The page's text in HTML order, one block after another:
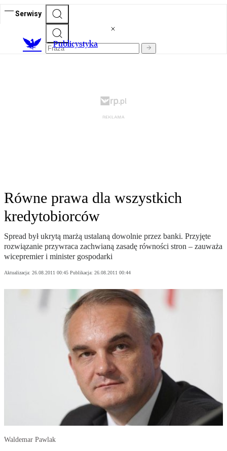
Serwisy
Publicystyka
Równe prawa dla wszystkich
kredytobiorców
Spread był ukrytą marżą ustalaną dowolnie przez banki. Przyjęte
rozwiązanie przywraca zachwianą zasadę równości stron – zauważa
wicepremier i minister gospodarki
Aktualizacja: 26.08.2011 00:45 Publikacja: 26.08.2011 00:44
Waldemar Pawlak